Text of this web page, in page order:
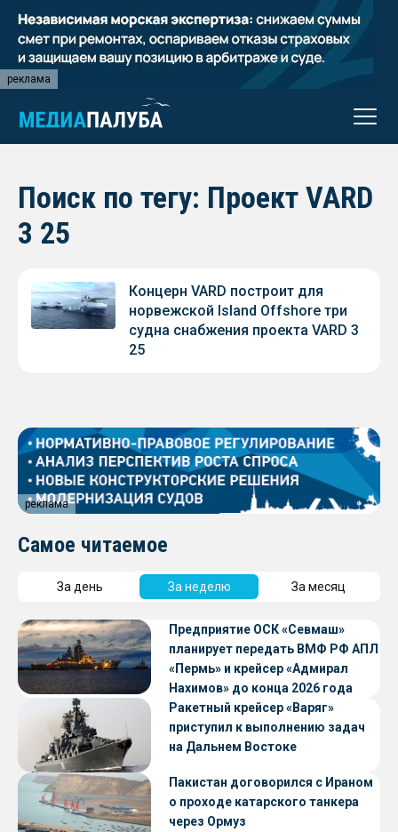
реклама
Поиск по тегу: Проект VARD
3 25
Концерн VARD построит для
норвежской Island Offshore три
судна снабжения проекта VARD 3
25
реклама
Самое читаемое
За день За неделю За месяц
Предприятие ОСК «Севмаш»
планирует передать ВМФ РФ АПЛ
«Пермь» и крейсер «Адмирал
Нахимов» до конца 2026 года
Ракетный крейсер «Варяг»
приступил к выполнению задач
на Дальнем Востоке
Пакистан договорился с Ираном
о проходе катарского танкера
через Ормуз